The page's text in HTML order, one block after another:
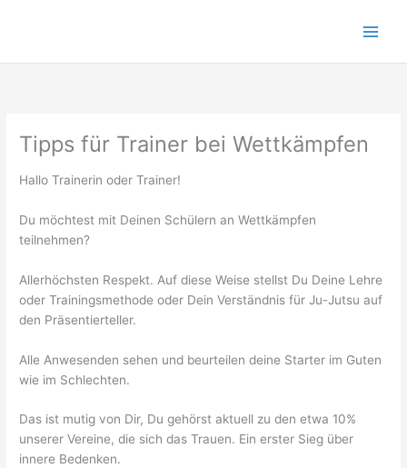
Tipps für Trainer bei Wettkämpfen
Hallo Trainerin oder Trainer!
Du möchtest mit Deinen Schülern an Wettkämpfen
teilnehmen?
Allerhöchsten Respekt. Auf diese Weise stellst Du Deine Lehre
oder Trainingsmethode oder Dein Verständnis für Ju-Jutsu auf
den Präsentierteller.
Alle Anwesenden sehen und beurteilen deine Starter im Guten
wie im Schlechten.
Das ist mutig von Dir, Du gehörst aktuell zu den etwa 10%
unserer Vereine, die sich das Trauen. Ein erster Sieg über
innere Bedenken.